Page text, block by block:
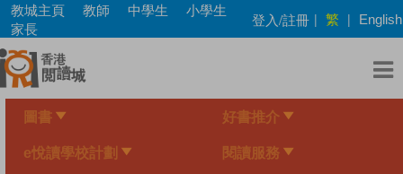
Skip
main
content
教城主頁 教師 中學生
小學生
家長
登入/註冊 | 繁 | English
圖書 好書推介
e悅讀學校計劃 閱讀服務